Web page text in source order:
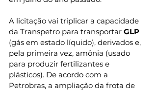
A licitação vai triplicar a capacidade
da Transpetro para transportar GLP
(gás em estado líquido), derivados e,
pela primeira vez, amônia (usado
para produzir fertilizantes e
plásticos). De acordo com a
Petrobras, a ampliação da frota de